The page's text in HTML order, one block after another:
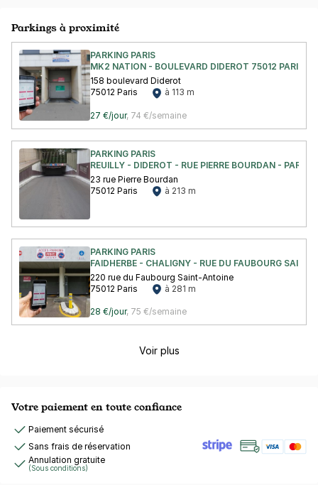
Parkings à proximité
PARKING PARIS
MK2 NATION - BOULEVARD DIDEROT 75012 PARIS 12
158 boulevard Diderot
75012 Paris
à 113 m
27 €/jour, 74 €/semaine
PARKING PARIS
REUILLY - DIDEROT - RUE PIERRE BOURDAN - PARIS
23 rue Pierre Bourdan
75012 Paris
à 213 m
PARKING PARIS
FAIDHERBE - CHALIGNY - RUE DU FAUBOURG SAINT
220 rue du Faubourg Saint-Antoine
75012 Paris
à 281 m
28 €/jour, 75 €/semaine
Voir plus
Votre paiement en toute confiance
Paiement sécurisé
Sans frais de réservation
Annulation gratuite
(Sous conditions)